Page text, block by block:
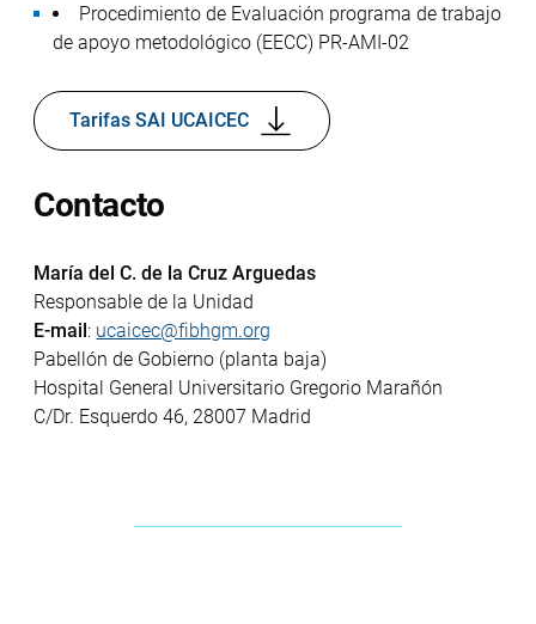
Procedimiento de Evaluación programa de trabajo
de apoyo metodológico (EECC) PR-AMI-02
Tarifas SAI UCAICEC
Contacto
María del C. de la Cruz Arguedas
Responsable de la Unidad
E-mail: ucaicec@fibhgm.org
Pabellón de Gobierno (planta baja)
Hospital General Universitario Gregorio Marañón
C/Dr. Esquerdo 46, 28007 Madrid